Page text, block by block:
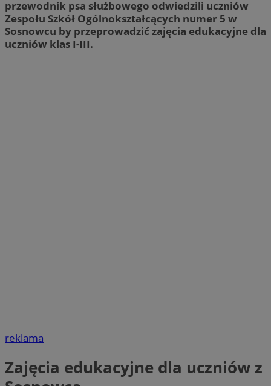
przewodnik psa służbowego odwiedzili uczniów
Zespołu Szkół Ogólnokształcących numer 5 w
Sosnowcu by przeprowadzić zajęcia edukacyjne dla
uczniów klas I-III.
reklama
Zajęcia edukacyjne dla uczniów z